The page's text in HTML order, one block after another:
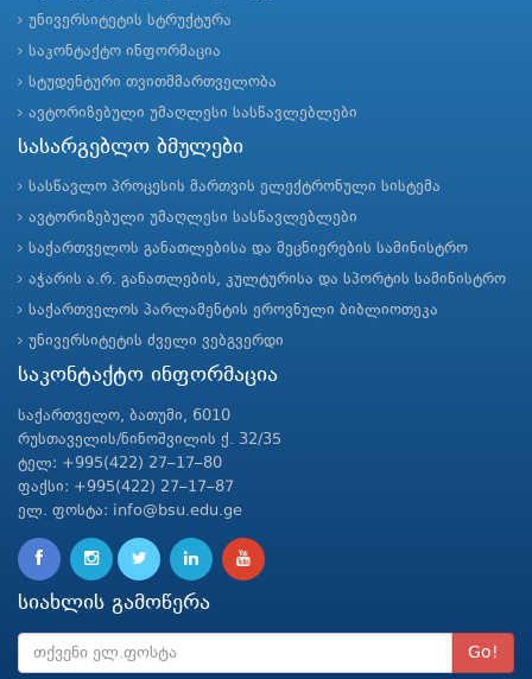
უნივერსიტეტის სტრუქტურა
საკონტაქტო ინფორმაცია
სტუდენტური თვითმმართველობა
ავტორიზებული უმაღლესი სასწავლებლები
სასარგებლო ბმულები
სასწავლო პროცესის მართვის ელექტრონული სისტემა
ავტორიზებული უმაღლესი სასწავლებლები
საქართველოს განათლებისა და მეცნიერების სამინისტრო
აჭარის ა.რ. განათლების, კულტურისა და სპორტის სამინისტრო
საქართველოს პარლამენტის ეროვნული ბიბლიოთეკა
უნივერსიტეტის ძველი ვებგვერდი
საკონტაქტო ინფორმაცია
საქართველო, ბათუმი, 6010
რუსთაველის/ნინოშვილის ქ. 32/35
ტელ: +995(422) 27–17–80
ფაქსი: +995(422) 27–17–87
ელ. ფოსტა: info@bsu.edu.ge
სიახლის გამოწერა
Go!